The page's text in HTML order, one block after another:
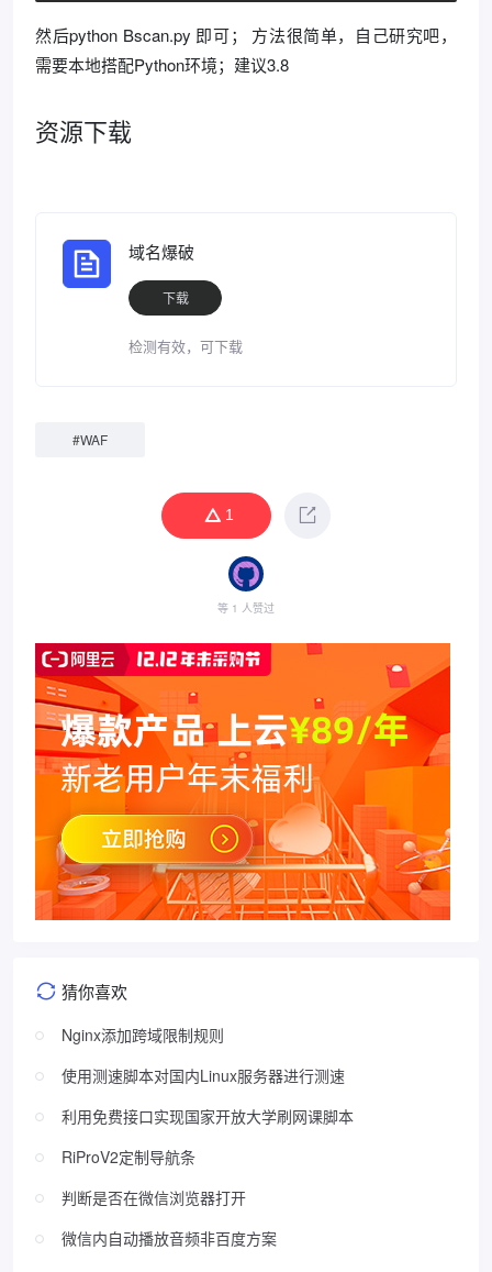
然后python Bscan.py 即可； 方法很简单，自己研究吧，
需要本地搭配Python环境；建议3.8
资源下载
域名爆破
下载
检测有效，可下载
#WAF
1
等 1 人赞过
猜你喜欢
Nginx添加跨域限制规则
使用测速脚本对国内Linux服务器进行测速
利用免费接口实现国家开放大学刷网课脚本
RiProV2定制导航条
判断是否在微信浏览器打开
微信内自动播放音频非百度方案